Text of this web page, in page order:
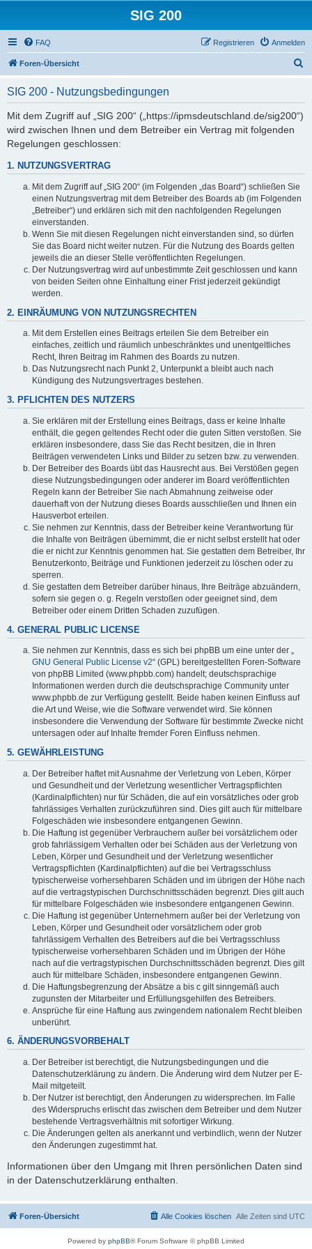
SIG 200
FAQ Anmelden
Registrieren
Foren-Übersicht
SIG 200 - Nutzungsbedingungen
Mit dem Zugriff auf „SIG 200“ („https://ipmsdeutschland.de/sig200“)
wird zwischen Ihnen und dem Betreiber ein Vertrag mit folgenden
Regelungen geschlossen:
1. NUTZUNGSVERTRAG
Mit dem Zugriff auf „SIG 200“ (im Folgenden „das Board“) schließen Sie
einen Nutzungsvertrag mit dem Betreiber des Boards ab (im Folgenden
„Betreiber“) und erklären sich mit den nachfolgenden Regelungen
einverstanden.
Wenn Sie mit diesen Regelungen nicht einverstanden sind, so dürfen
Sie das Board nicht weiter nutzen. Für die Nutzung des Boards gelten
jeweils die an dieser Stelle veröffentlichten Regelungen.
Der Nutzungsvertrag wird auf unbestimmte Zeit geschlossen und kann
von beiden Seiten ohne Einhaltung einer Frist jederzeit gekündigt
werden.
2. EINRÄUMUNG VON NUTZUNGSRECHTEN
Mit dem Erstellen eines Beitrags erteilen Sie dem Betreiber ein
einfaches, zeitlich und räumlich unbeschränktes und unentgeltliches
Recht, Ihren Beitrag im Rahmen des Boards zu nutzen.
Das Nutzungsrecht nach Punkt 2, Unterpunkt a bleibt auch nach
Kündigung des Nutzungsvertrages bestehen.
3. PFLICHTEN DES NUTZERS
Sie erklären mit der Erstellung eines Beitrags, dass er keine Inhalte
enthält, die gegen geltendes Recht oder die guten Sitten verstoßen. Sie
erklären insbesondere, dass Sie das Recht besitzen, die in Ihren
Beiträgen verwendeten Links und Bilder zu setzen bzw. zu verwenden.
Der Betreiber des Boards übt das Hausrecht aus. Bei Verstößen gegen
diese Nutzungsbedingungen oder anderer im Board veröffentlichten
Regeln kann der Betreiber Sie nach Abmahnung zeitweise oder
dauerhaft von der Nutzung dieses Boards ausschließen und Ihnen ein
Hausverbot erteilen.
Sie nehmen zur Kenntnis, dass der Betreiber keine Verantwortung für
die Inhalte von Beiträgen übernimmt, die er nicht selbst erstellt hat oder
die er nicht zur Kenntnis genommen hat. Sie gestatten dem Betreiber, Ihr
Benutzerkonto, Beiträge und Funktionen jederzeit zu löschen oder zu
sperren.
Sie gestatten dem Betreiber darüber hinaus, Ihre Beiträge abzuändern,
sofern sie gegen o. g. Regeln verstoßen oder geeignet sind, dem
Betreiber oder einem Dritten Schaden zuzufügen.
4. GENERAL PUBLIC LICENSE
Sie nehmen zur Kenntnis, dass es sich bei phpBB um eine unter der „
GNU General Public License v2“ (GPL) bereitgestellten Foren-Software
von phpBB Limited (www.phpbb.com) handelt; deutschsprachige
Informationen werden durch die deutschsprachige Community unter
www.phpbb.de zur Verfügung gestellt. Beide haben keinen Einfluss auf
die Art und Weise, wie die Software verwendet wird. Sie können
insbesondere die Verwendung der Software für bestimmte Zwecke nicht
untersagen oder auf Inhalte fremder Foren Einfluss nehmen.
5. GEWÄHRLEISTUNG
Der Betreiber haftet mit Ausnahme der Verletzung von Leben, Körper
und Gesundheit und der Verletzung wesentlicher Vertragspflichten
(Kardinalpflichten) nur für Schäden, die auf ein vorsätzliches oder grob
fahrlässiges Verhalten zurückzuführen sind. Dies gilt auch für mittelbare
Folgeschäden wie insbesondere entgangenen Gewinn.
Die Haftung ist gegenüber Verbrauchern außer bei vorsätzlichem oder
grob fahrlässigem Verhalten oder bei Schäden aus der Verletzung von
Leben, Körper und Gesundheit und der Verletzung wesentlicher
Vertragspflichten (Kardinalpflichten) auf die bei Vertragsschluss
typischerweise vorhersehbaren Schäden und im übrigen der Höhe nach
auf die vertragstypischen Durchschnittsschäden begrenzt. Dies gilt auch
für mittelbare Folgeschäden wie insbesondere entgangenen Gewinn.
Die Haftung ist gegenüber Unternehmern außer bei der Verletzung von
Leben, Körper und Gesundheit oder vorsätzlichem oder grob
fahrlässigem Verhalten des Betreibers auf die bei Vertragsschluss
typischerweise vorhersehbaren Schäden und im Übrigen der Höhe
nach auf die vertragstypischen Durchschnittsschäden begrenzt. Dies gilt
auch für mittelbare Schäden, insbesondere entgangenen Gewinn.
Die Haftungsbegrenzung der Absätze a bis c gilt sinngemäß auch
zugunsten der Mitarbeiter und Erfüllungsgehilfen des Betreibers.
Ansprüche für eine Haftung aus zwingendem nationalem Recht bleiben
unberührt.
6. ÄNDERUNGSVORBEHALT
Der Betreiber ist berechtigt, die Nutzungsbedingungen und die
Datenschutzerklärung zu ändern. Die Änderung wird dem Nutzer per E-
Mail mitgeteilt.
Der Nutzer ist berechtigt, den Änderungen zu widersprechen. Im Falle
des Widerspruchs erlischt das zwischen dem Betreiber und dem Nutzer
bestehende Vertragsverhältnis mit sofortiger Wirkung.
Die Änderungen gelten als anerkannt und verbindlich, wenn der Nutzer
den Änderungen zugestimmt hat.
Informationen über den Umgang mit Ihren persönlichen Daten sind
in der Datenschutzerklärung enthalten.
Foren-Übersicht Alle Zeiten sind UTC
Alle Cookies löschen
Powered by phpBB® Forum Software © phpBB Limited